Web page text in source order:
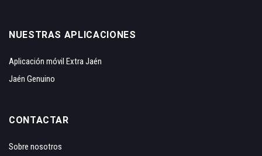
NUESTRAS APLICACIONES
Aplicación móvil Extra Jaén
Jaén Genuino
CONTACTAR
Sobre nosotros